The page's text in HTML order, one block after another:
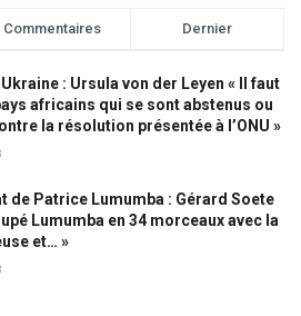
Commentaires Dernier
: Ursula von der Leyen « Il faut
africains qui se sont abstenus ou
la résolution présentée à l’ONU »
de Patrice Lumumba : Gérard Soete
Lumumba en 34 morceaux avec la
et… »